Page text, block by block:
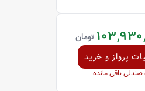
تومان
پرواز و خرید
صندلی باقی مانده